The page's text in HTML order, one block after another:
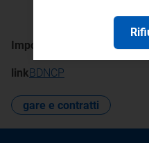
Importo di affidamento
linkBDNCP
gare e contratti